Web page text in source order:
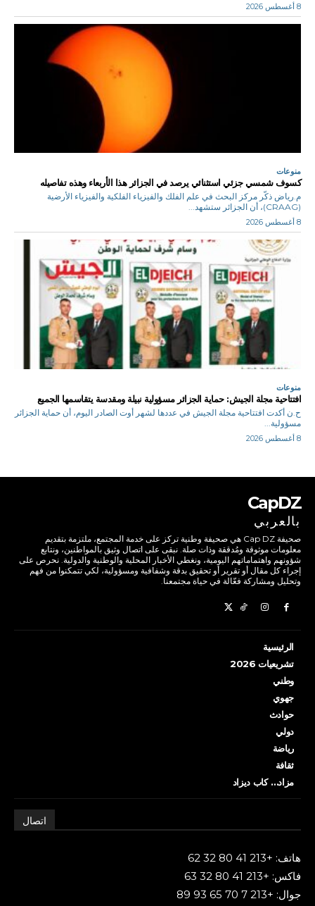
8 أغسطس 2026
منوعات
كسوف شمسي جزئي استثنائي يرصد في الجزائر هذا الأربعاء وهذه تفاصيله
م.رياض ذكّر مركز البحث في علم الفلك والفيزياء الفلكية والفيزياء الأرضية
(CRAAG)، أن الجزائر ستشهد...
8 أغسطس 2026
منوعات
افتتاحية مجلة الجيش: حماية الجزائر مسؤولية نبيلة ومقدسة يتقاسمها الجميع
ح.ن أكدت افتتاحية مجلة الجيش في عددها لشهر أوت الصادر اليوم، أن حماية الجزائر
مسؤولية...
8 أغسطس 2026
CapDZ
بالعربي
صحيفة Cap DZ هي صحيفة وطنية تركز على خدمة المجتمع، ملتزمة بتقديم
معلومات موثوقة ومُدققة وذات صلة. نبقى على اتصال وثيق بالمواطنين، ونتابع
شؤونهم واهتماماتهم اليومية، ونغطي الأخبار المحلية والوطنية والدولية. نحرص على
إجراء كل مقال أو تقرير أو تحقيق بدقة وشفافية ومسؤولية، لكي تتمكنوا من فهم
وتحليل ومشاركة فعّالة في حياة مجتمعنا.
الرئيسية
تشريعيات 2026
وطني
جهوي
حوادث
دولي
رياضة
ثقافة
مزاد… كاب ديزاد
اتصال
هاتف: +213 41 80 32 62
فاكس: +213 41 80 32 63
جوال: +213 7 70 65 93 89